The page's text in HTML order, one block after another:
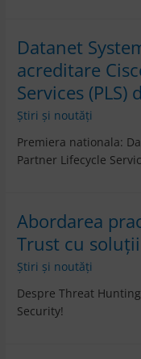
Datanet
acreditare
Services (PLS)
Știri și noutăți
Premiera nationala:
Partner Lifecycle
Abordarea
Trust cu
Știri și noutăți
Despre Threat
Security!